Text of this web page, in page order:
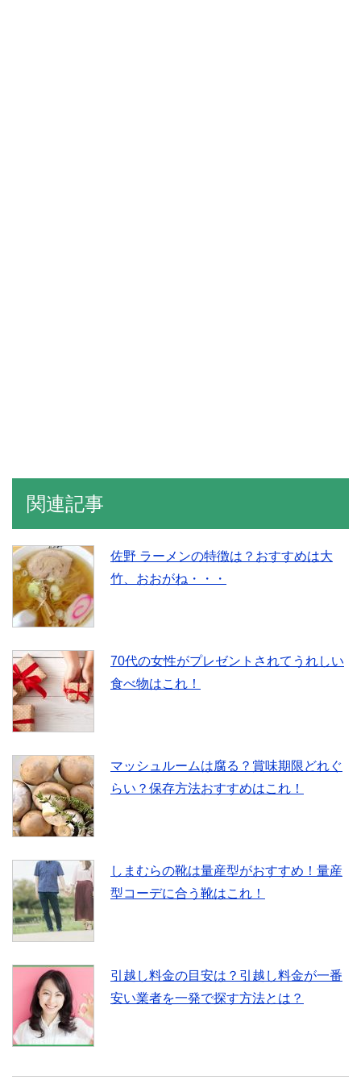
関連記事
佐野 ラーメンの特徴は？おすすめは大
竹、おおがね・・・
70代の女性がプレゼントされてうれしい
食べ物はこれ！
マッシュルームは腐る？賞味期限どれぐ
らい？保存方法おすすめはこれ！
しまむらの靴は量産型がおすすめ！量産
型コーデに合う靴はこれ！
引越し料金の目安は？引越し料金が一番
安い業者を一発で探す方法とは？